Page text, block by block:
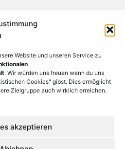
Website und unseren Service zu
. Wir würden uns freuen wenn du uns
Cookies" gibst. Dies ermöglicht
Zielgruppe auch wirklich erreichen.
akzeptieren